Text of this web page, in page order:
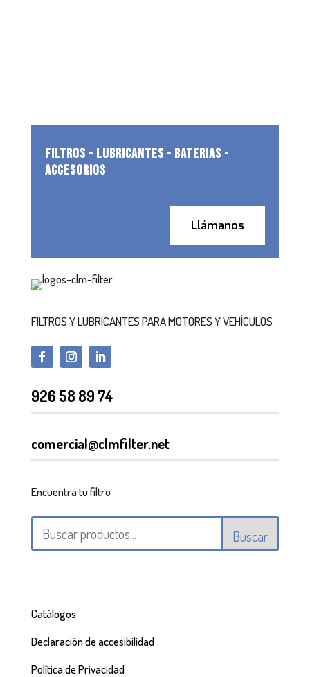
FILTROS - LUBRICANTES - BATERIAS -
ACCESORIOS
Llámanos
FILTROS Y LUBRICANTES PARA MOTORES Y VEHÍCULOS
926 58 89 74
comercial@clmfilter.net
Encuentra tu filtro
Buscar
Catálogos
Declaración de accesibilidad
Política de Privacidad